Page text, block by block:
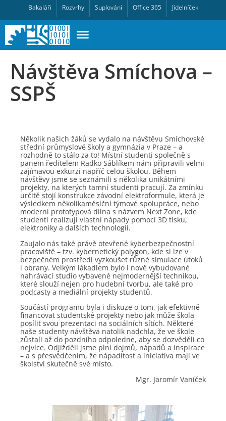
Bakaláři Rozvrhy Suplování Office 365 Jídelníček
Návštěva Smíchova –
SSPŠ
Několik našich žáků se vydalo na návštěvu Smíchovské
střední průmyslové školy a gymnázia v Praze – a
rozhodně to stálo za to! Místní studenti společně s
panem ředitelem Radko Sáblíkem nám připravili velmi
zajímavou exkurzi napříč celou školou. Během
návštěvy jsme se seznámili s několika unikátními
projekty, na kterých tamní studenti pracují. Za zmínku
určitě stojí konstrukce závodní elektroformule, která je
výsledkem několikaměsíční týmové spolupráce, nebo
moderní prototypová dílna s názvem Next Zone, kde
studenti realizují vlastní nápady pomocí 3D tisku,
elektroniky a dalších technologií.
Zaujalo nás také právě otevřené kyberbezpečnostní
pracoviště – tzv. kybernetický polygon, kde si lze v
bezpečném prostředí vyzkoušet různé simulace útoků
i obrany. Velkým lákadlem bylo i nově vybudované
nahrávací studio vybavené nejmodernější technikou,
které slouží nejen pro hudební tvorbu, ale také pro
podcasty a mediální projekty studentů.
Součástí programu byla i diskuze o tom, jak efektivně
financovat studentské projekty nebo jak může škola
posílit svou prezentaci na sociálních sítích. Některé
naše studenty návštěva natolik nadchla, že ve škole
zůstali až do pozdního odpoledne, aby se dozvěděli co
nejvíce. Odjížděli jsme plní dojmů, nápadů a inspirace
– a s přesvědčením, že nápaditost a iniciativa mají ve
školství skutečně své místo.
Mgr. Jaromír Vaníček